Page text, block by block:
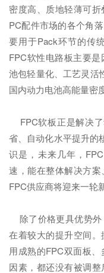
密度高、质地轻薄可
PC配件市场的各个角
要用于Pack环节的传
FPC软性电路板主要
池包轻量化、工艺灵活
国内动力电池高能量密
FPC软板正是解决了
省、自动化水平提升的
识是，未来几年，
速，能在整体解决方
FPC供应商将迎来一轮
除了价格更具优势外
在着较大的提升空间
用成熟的FPC双面板
因素，都还没有被调